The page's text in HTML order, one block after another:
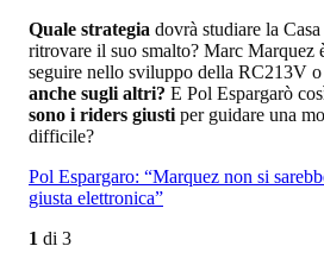
Quale strategia dovrà studiare la
ritrovare il suo smalto? Marc Marquez
seguire nello sviluppo della RC213V o
anche sugli altri? E Pol Espargarò
sono i riders giusti per guidare una
difficile?
Pol Espargaro: “Marquez non si
giusta elettronica”
1 di 3